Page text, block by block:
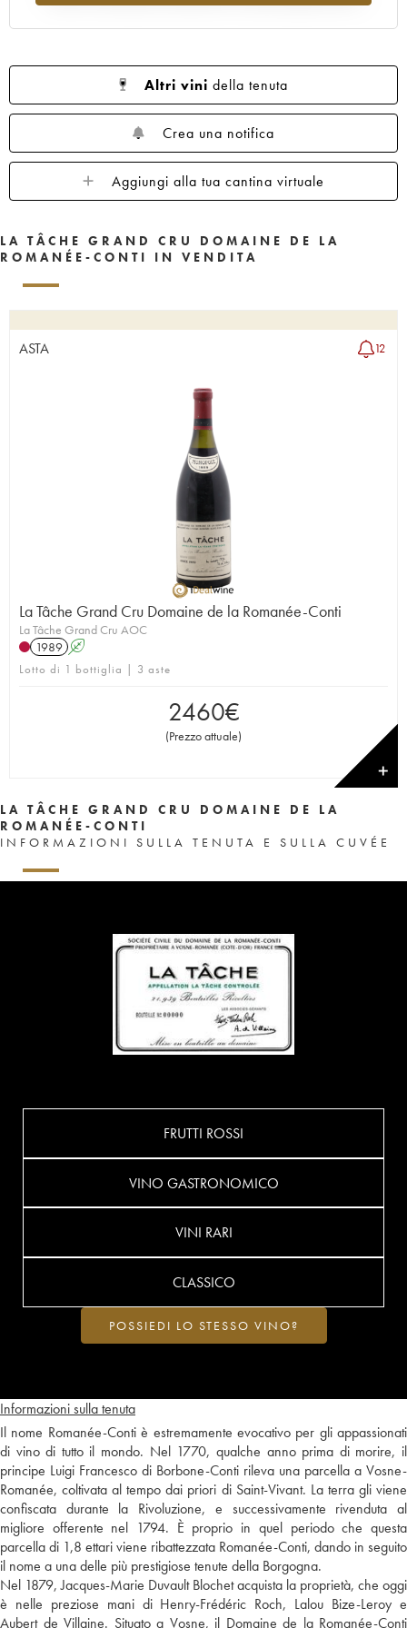
1957
1956 1955 1953
1952
1951
1950 1949 1948
1947
1945 1943 1942
1937
Altri vini della tenuta
Crea una notifica
Aggiungi alla tua cantina virtuale
LA TÂCHE GRAND CRU DOMAINE DE LA
ROMANÉE-CONTI IN VENDITA
ASTA 12
La Tâche Grand Cru Domaine de la Romanée-Conti
La Tâche Grand Cru AOC
1989 A
Lotto di 1 bottiglia | 3 aste
2460€
(Prezzo attuale)
✕
LA TÂCHE GRAND CRU DOMAINE DE LA
ROMANÉE-CONTI
INFORMAZIONI SULLA TENUTA E SULLA CUVÉE
Informazioni sulla tenuta
Il nome Romanée-Conti è estremamente evocativo per gli appassionati
di vino di tutto il mondo. Nel 1770, qualche anno prima di morire, il
principe Luigi Francesco di Borbone-Conti rileva una parcella a Vosne-
Romanée, coltivata al tempo dai priori di Saint-Vivant. La terra gli viene
confiscata durante la Rivoluzione, e successivamente rivenduta al
migliore offerente nel 1794. È proprio in quel periodo che questa
parcella di 1,8 ettari viene ribattezzata Romanée-Conti, dando in seguito
il nome a una delle più prestigiose tenute della Borgogna.
Nel 1879, Jacques-Marie Duvault Blochet acquista la proprietà, che oggi
è nelle preziose mani di Henry-Frédéric Roch, Lalou Bize-Leroy e
Aubert de Villaine. Situato a Vosne, il Domaine de la Romanée-Conti
FRUTTI ROSSI
VINO GASTRONOMICO
VINI RARI
CLASSICO
POSSIEDI LO STESSO VINO?